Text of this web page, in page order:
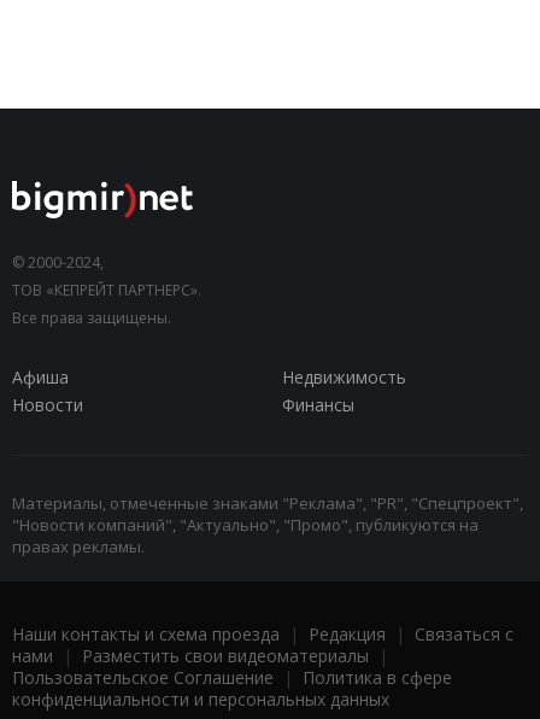
© 2000-2024,
ТОВ «КЕПРЕЙТ ПАРТНЕРС».
Все права защищены.
Афиша
Недвижимость
Новости
Финансы
Материалы, отмеченные знаками "Реклама", "PR", "Спецпроект",
"Новости компаний", "Актуально", "Промо", публикуются на
правах рекламы.
Наши контакты и схема проезда | Редакция | Связаться с
нами | Разместить свои видеоматериалы |
Пользовательское Соглашение |
Политика в сфере
конфиденциальности и персональных данных